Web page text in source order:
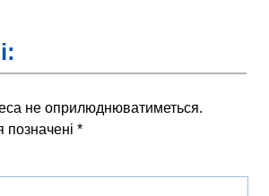
не оприлюднюватиметься.
позначені *